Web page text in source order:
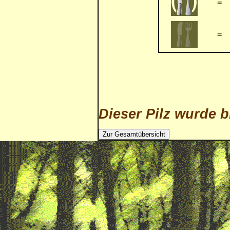
=
=
Dieser Pilz wurde